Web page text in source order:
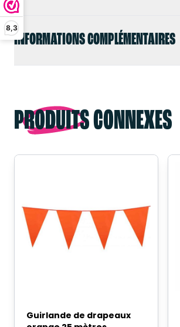
8,3
INFORMATIONS COMPLÉMENTAIRES
PRODUITS CONNEXES
Guirlande de drapeaux